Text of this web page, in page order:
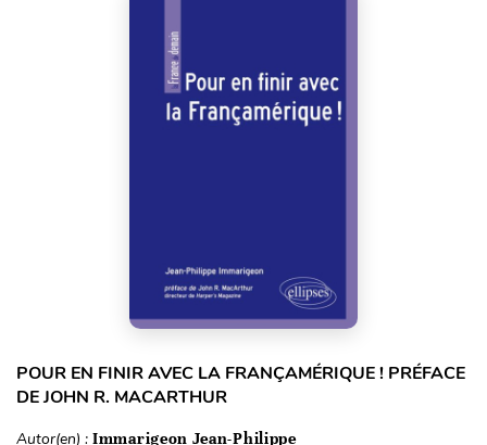
POUR EN FINIR AVEC LA FRANÇAMÉRIQUE ! PRÉFACE
DE JOHN R. MACARTHUR
Autor(en) : Immarigeon Jean-Philippe